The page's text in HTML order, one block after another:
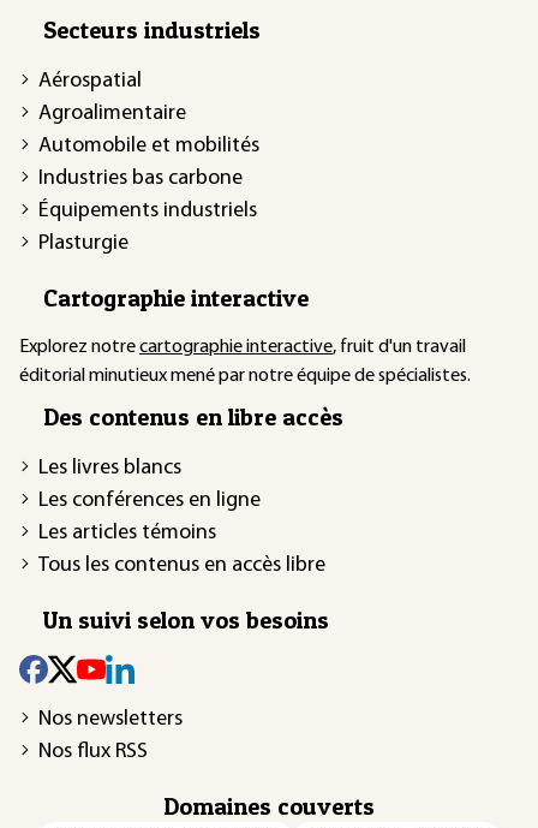
Secteurs industriels
Aérospatial
Agroalimentaire
Automobile et mobilités
Industries bas carbone
Équipements industriels
Plasturgie
Cartographie interactive
Explorez notrecartographie interactive, fruit d'un travail
éditorial minutieux mené par notre équipe de spécialistes.
Des contenus en libre accès
Les livres blancs
Les conférences en ligne
Les articles témoins
Tous les contenus en accès libre
Un suivi selon vos besoins
Nos newsletters
Nos flux RSS
Domaines couverts